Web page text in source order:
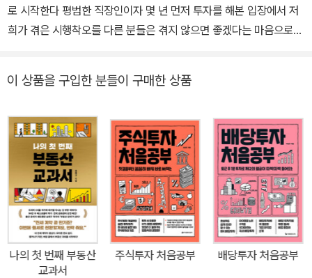
로 시작한다 평범한 직장인이자 몇 년 먼저 투자를 해본 입장에서 저
희가 겪은 시행착오를 다른 분들은 겪지 않으면 좋겠다는 마음으로
있을 겁니다. - 수미숨, 애나정 월급만으로는 자산 증식을 꿈꾸기 어
지 막막한 초보자들이 믿고 따라할 수 있도록 2030의 눈높이 맞춘
《미국주식 처음공부》가 나왔다. 특히 이 책의 저자들은 평범한 밀레
니얼 세대 직장인으로서, 미국시장에 처음 뛰어들며 겪은 시행착오와
경험, 노하우 등의 소중한 정보를 꼼꼼하게 정리했다. 초보자의 눈높
이에 맞춘 친절하고 풍부한 설명, 다양한 그래픽 자료를 포함하여 누
가 보아도 금방 이해할 수 있는 점이 가장 큰 특징이다. 특히 최근 주
가 상승의 모멘텀을 이어가고 있는 미국시장에 무작정 첫발을 들이려
고 하는 사람이라면 반드시 읽어야 할 필독서다. 먼저 미국주식에 투
이 상품을 구입한 분들이 구매한 상품
나의 첫 번째 부동산
교과서
주식투자 처음공부 배당투자 처음공부